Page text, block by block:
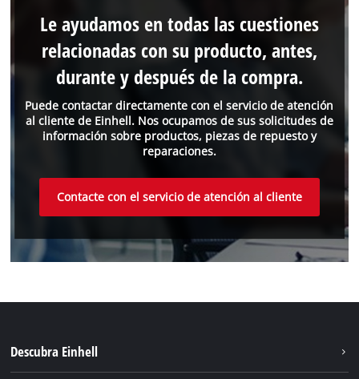
Puede contactar directamente con el servicio de atención
al cliente de Einhell. Nos ocupamos de sus solicitudes de
información sobre productos, piezas de repuesto y
reparaciones.
Le ayudamos en todas las cuestiones
relacionadas con su producto, antes,
durante y después de la compra.
Contacte con el servicio de atención al cliente
Descubra Einhell